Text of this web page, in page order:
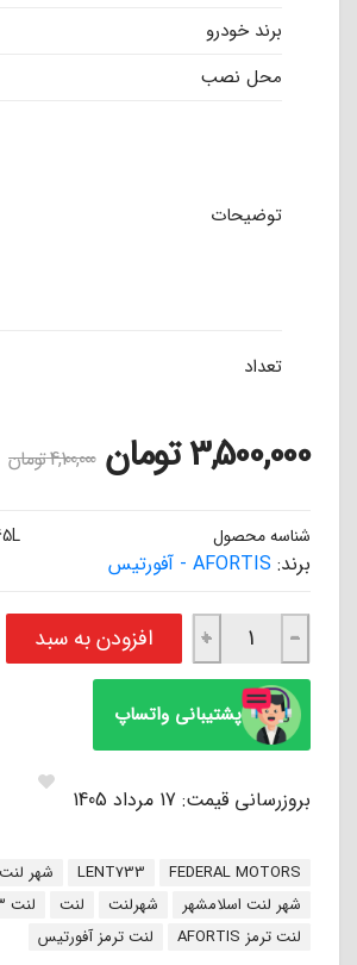
برند خودرو
محل نصب
توضیحات
تعداد
3,500,000تومان 4,100,000تومان
شناسه محصول
برند: AFORTIS - آفورتیس
لنت ترمز جلو رونیز آفورتیس AFORTIS عدد
−
+ افزودن به سبد
پشتیبانی واتساپ
بروزرسانی قیمت: 17 مرداد 1405
برچسب:
FEDERAL MOTORS
LENT733
شهر لنت
شهر لنت اسلامشهر
شهرلنت لنت لنت 733
لنت ترمز AFORTIS
لنت ترمز آفورتیس